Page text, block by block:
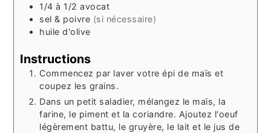
1/4 à 1/2 avocat
sel & poivre (si nécessaire)
huile d'olive
Instructions
Commencez par laver votre épi de maïs et
coupez les grains.
Dans un petit saladier, mélangez le maïs, la
farine, le piment et la coriandre. Ajoutez l'oeuf
légèrement battu, le gruyère, le lait et le jus de